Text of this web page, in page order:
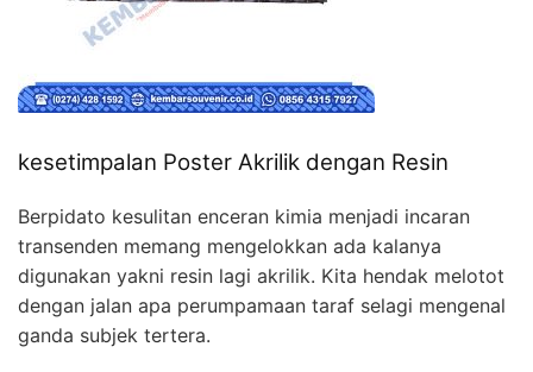
kesetimpalan Poster Akrilik dengan Resin
Berpidato kesulitan enceran kimia menjadi incaran
transenden memang mengelokkan ada kalanya
digunakan yakni resin lagi akrilik. Kita hendak melotot
dengan jalan apa perumpamaan taraf selagi mengenal
ganda subjek tertera.